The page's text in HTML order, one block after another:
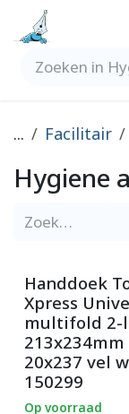
Overslaan naar
... Facilitair
Hygiene
Handdoek
Xpress
multifold 2-
213x234mm
20x237 vel
150299
Op voorraad